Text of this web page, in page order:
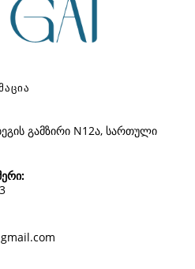
გამზირი N12ა, სართული